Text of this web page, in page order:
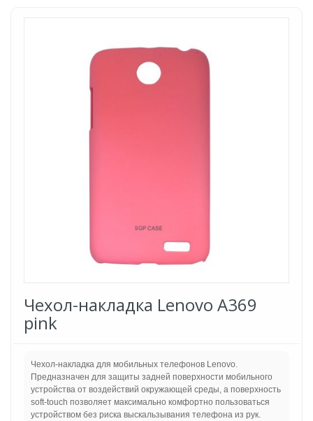
Чехол-накладка Lenovo A369
pink
Чехол-накладка для мобильных телефонов Lenovo.
Предназначен для защиты задней поверхности мобильного
устройства от воздействий окружающей среды, а поверхность
soft-touch позволяет максимально комфортно пользоваться
устройством без риска выскальзывания телефона из рук.